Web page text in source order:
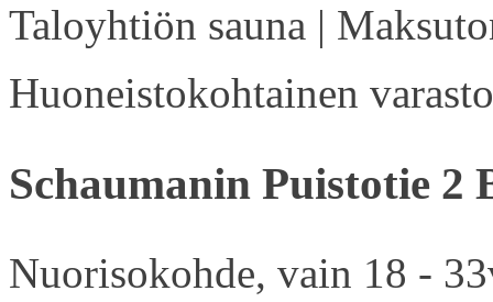
Taloyhtiön sauna |
Huoneistokohtainen
Schaumanin Puistotie 2
Nuorisokohde, vain 18 -